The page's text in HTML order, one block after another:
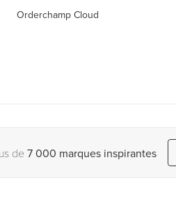
Orderchamp Cloud
de 7 000 marques inspirantes